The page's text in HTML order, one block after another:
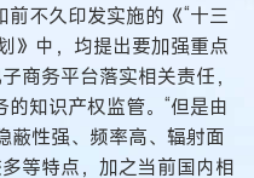
不久印发实施的《“十三
》中，均提出要加强重点
商务平台落实相关责任，
知识产权监管。“但是由
蔽性强、频率高、辐射面
等特点，加之当前国内相